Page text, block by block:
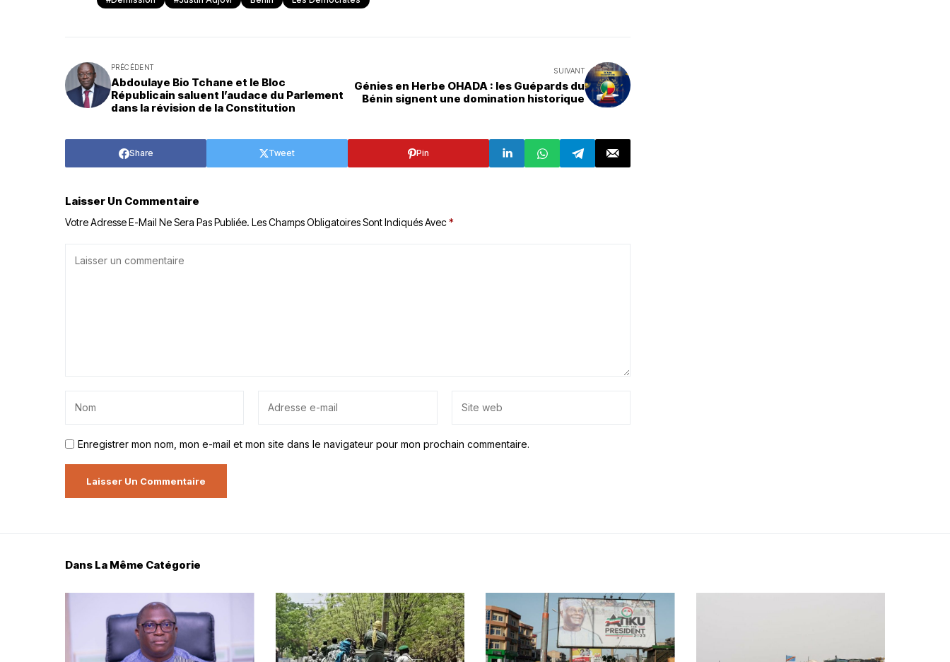
PRÉCÉDENT
Abdoulaye Bio Tchane et le Bloc
Républicain saluent l’audace du Parlement
dans la révision de la Constitution
SUIVANT
Génies en Herbe OHADA : les Guépards du
Bénin signent une domination historique
Share Tweet Pin
Laisser Un Commentaire
Votre Adresse E-Mail Ne Sera Pas Publiée. Les Champs Obligatoires Sont Indiqués Avec*
Enregistrer mon nom, mon e-mail et mon site dans le navigateur pour mon prochain commentaire.
Dans La Même Catégorie